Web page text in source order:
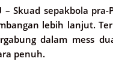
– Skuad sepakbola
lebih lanjut.
dalam mess
penuh.